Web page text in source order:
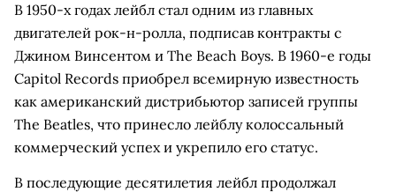
В 1950-х годах лейбл стал одним из главных
двигателей рок-н-ролла, подписав контракты с
Джином Винсентом и The Beach Boys. В 1960-е годы
Capitol Records приобрел всемирную известность
как американский дистрибьютор записей группы
The Beatles, что принесло лейблу колоссальный
коммерческий успех и укрепило его статус.
В последующие десятилетия лейбл продолжал